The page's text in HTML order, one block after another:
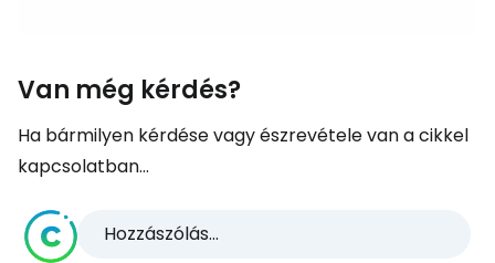
Van még kérdés?
Ha bármilyen kérdése vagy észrevétele van a cikkel
kapcsolatban...
Hozzászólás...